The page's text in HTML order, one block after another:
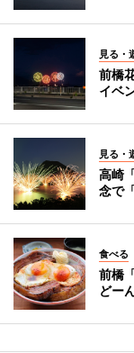
見る・
前橋
イベ
見る・
高崎
念で
食べる
前橋
どー